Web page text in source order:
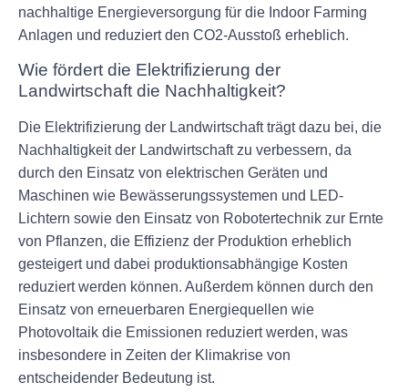
nachhaltige Energieversorgung für die Indoor Farming
Anlagen und reduziert den CO2-Ausstoß erheblich.
Wie fördert die Elektrifizierung der
Landwirtschaft die Nachhaltigkeit?
Die Elektrifizierung der Landwirtschaft trägt dazu bei, die
Nachhaltigkeit der Landwirtschaft zu verbessern, da
durch den Einsatz von elektrischen Geräten und
Maschinen wie Bewässerungssystemen und LED-
Lichtern sowie den Einsatz von Robotertechnik zur Ernte
von Pflanzen, die Effizienz der Produktion erheblich
gesteigert und dabei produktionsabhängige Kosten
reduziert werden können. Außerdem können durch den
Einsatz von erneuerbaren Energiequellen wie
Photovoltaik die Emissionen reduziert werden, was
insbesondere in Zeiten der Klimakrise von
entscheidender Bedeutung ist.